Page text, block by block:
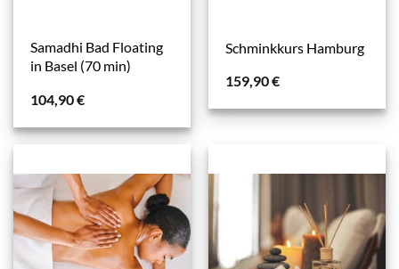
Samadhi Bad Floating
in Basel (70 min)
104,90€
Schminkkurs Hamburg
159,90€